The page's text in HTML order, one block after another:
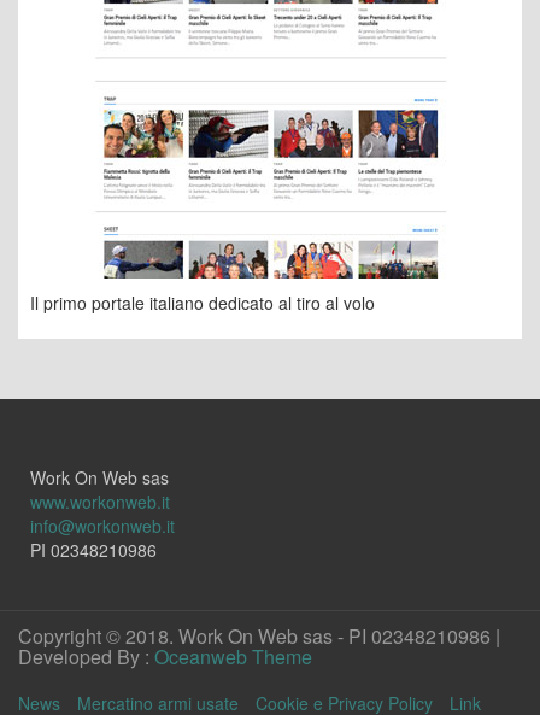
Il primo portale italiano dedicato al tiro al volo
Work On Web sas
www.workonweb.it
info@workonweb.it
PI 02348210986
Copyright © 2018. Work On Web sas - PI 02348210986 |
Developed By : Oceanweb Theme
News Mercatino armi usate Cookie e Privacy Policy Link